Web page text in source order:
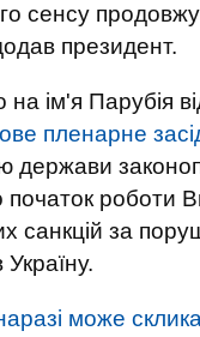
сенсу
президент.
ім'я Парубія
пленарне
держави
початок роботи
санкцій за
може